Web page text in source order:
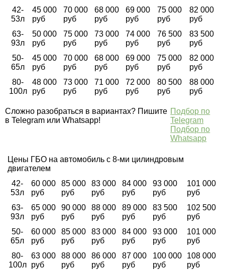
42-
53л
45 000
руб
70 000
руб
68 000
руб
69 000
руб
75 000
руб
82 000
руб
63-
93л
50 000
руб
75 000
руб
73 000
руб
74 000
руб
76 500
руб
83 500
руб
50-
65л
45 000
руб
70 000
руб
68 000
руб
69 000
руб
75 000
руб
82 000
руб
80-
100л
48 000
руб
73 000
руб
71 000
руб
72 000
руб
80 500
руб
88 000
руб
Сложно разобраться в вариантах? Пишите
в Telegram или Whatsapp!
Подбор по
Telegram
Подбор по
Whatsapp
Цены ГБО на автомобиль с 8-ми цилиндровым
двигателем
42-
53л
60 000
руб
85 000
руб
83 000
руб
84 000
руб
93 000
руб
101 000
руб
63-
93л
65 000
руб
90 000
руб
88 000
руб
89 000
руб
83 500
руб
102 500
руб
50-
65л
60 000
руб
85 000
руб
83 000
руб
84 000
руб
93 000
руб
101 000
руб
80-
100л
63 000
руб
88 000
руб
86 000
руб
87 000
руб
100 000
руб
108 000
руб